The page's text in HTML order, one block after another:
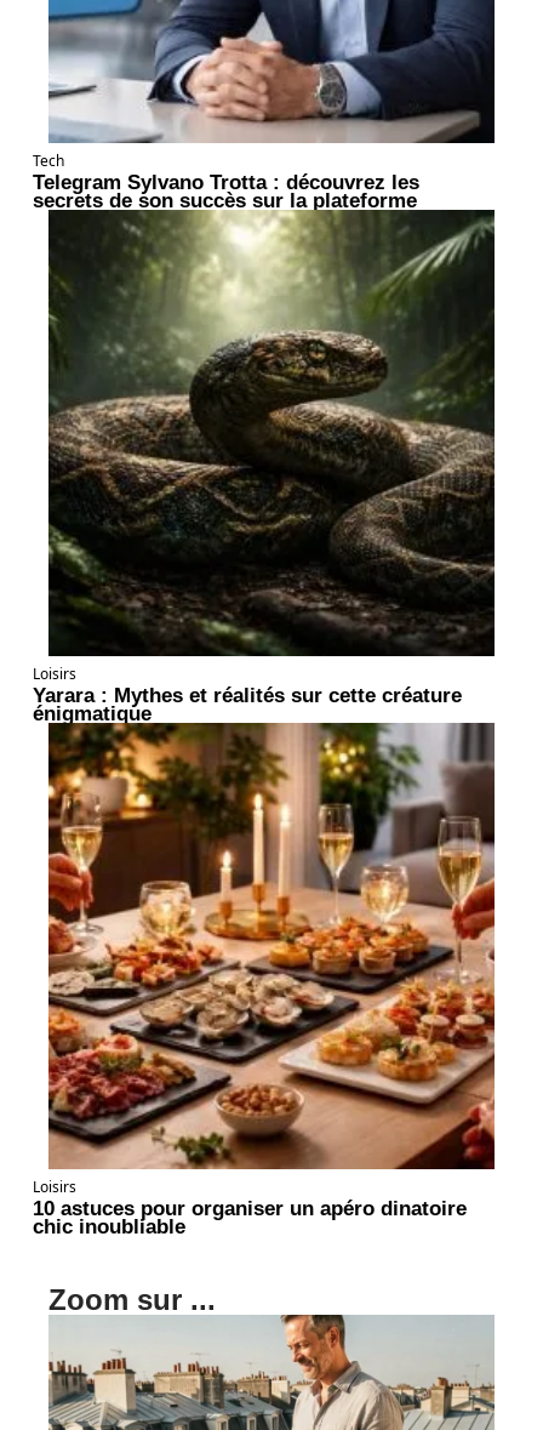
Tech
Telegram Sylvano Trotta : découvrez les
secrets de son succès sur la plateforme
Loisirs
Yarara : Mythes et réalités sur cette créature
énigmatique
Loisirs
10 astuces pour organiser un apéro dinatoire
chic inoubliable
Zoom sur ...